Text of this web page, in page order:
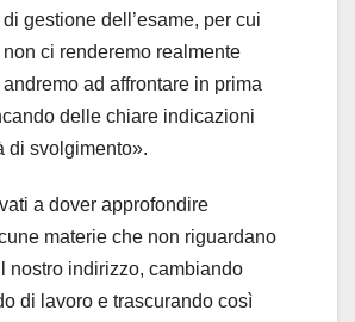
gestione dell’esame, per cui
non ci renderemo realmente
ad affrontare in prima
delle chiare indicazioni
di svolgimento».
a dover approfondire
materie che non riguardano
nostro indirizzo, cambiando
di lavoro e trascurando così